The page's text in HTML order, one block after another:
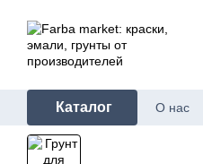
Каталог О нас